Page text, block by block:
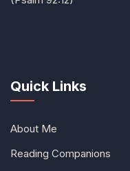
Quick Links
About Me
Reading Companions